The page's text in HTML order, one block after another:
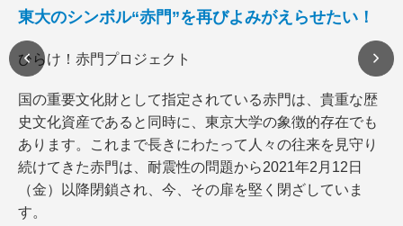
東大のシンボル“赤門”を再びよみがえらせたい！
ひらけ！赤門プロジェクト
国の重要文化財として指定されている赤門は、貴重な歴
史文化資産であると同時に、東京大学の象徴的存在でも
あります。これまで長きにわたって人々の往来を見守り
続けてきた赤門は、耐震性の問題から2021年2月12日
（金）以降閉鎖され、今、その扉を堅く閉ざしていま
す。